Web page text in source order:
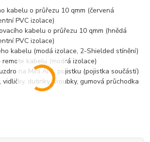
kabelu o průřezu 10 qmm (červená
PVC izolace)
kabelu o průřezu 10 qmm (hnědá
PVC izolace)
kabelu (modá izolace, 2-Shielded stínění)
remote kabelu (modrá izolace)
na Mini ANL pojistku (pojistka součástí)
dutinky, šroubky, gumová průchodka